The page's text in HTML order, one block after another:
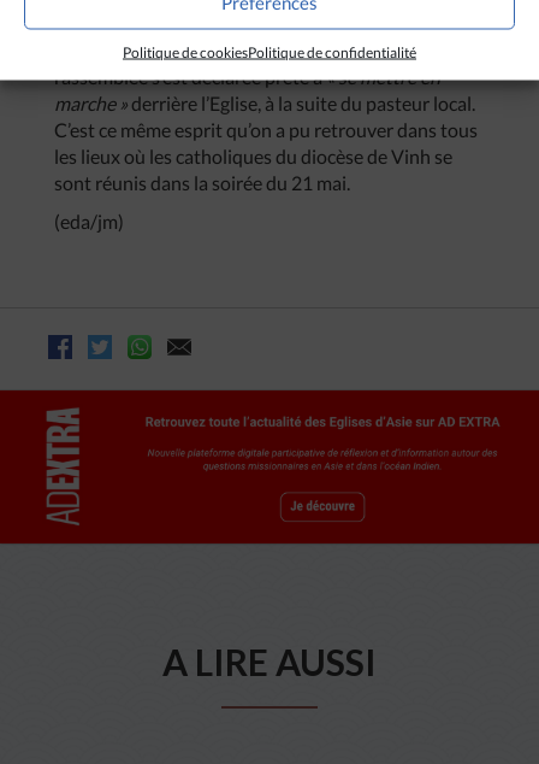
Politique de cookiesPolitique de confidentialité
rassemblement était intitulé :« Pour la justice et la
paix en mer de Chine méridionale ». La foule
rassemblée s’est déclarée prête à« se mettre en
marche » derrière l’Eglise, à la suite du pasteur local.
C’est ce même esprit qu’on a pu retrouver dans tous
les lieux où les catholiques du diocèse de Vinh se
sont réunis dans la soirée du 21 mai.
(eda/jm)
A LIRE AUSSI